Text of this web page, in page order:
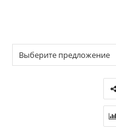
Выберите предложение